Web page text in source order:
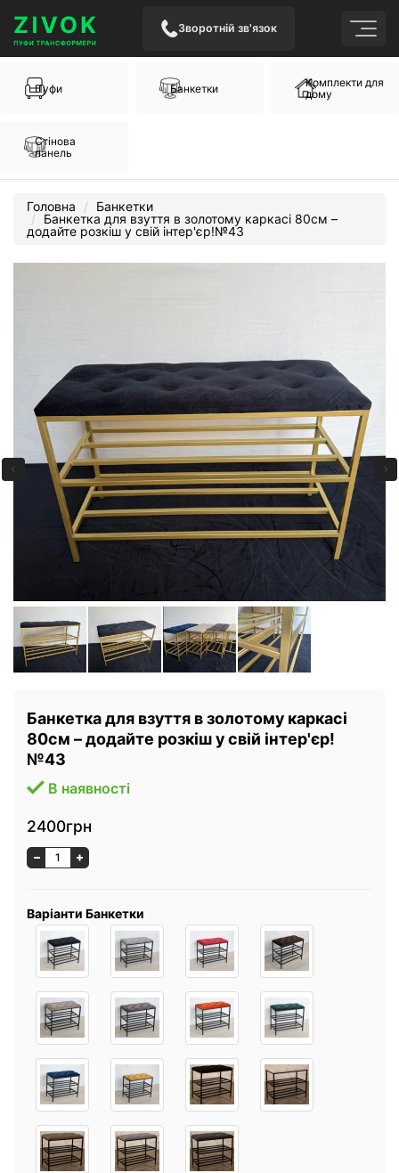
Зворотній зв'язок
Пуфи Банкетки
Комплекти для
дому
Стінова
панель
Головна
Банкетки
Банкетка для взуття в золотому каркасі 80см –
додайте розкіш у свій інтер'єр!№43
Банкетка для взуття в золотому каркасі
80см – додайте розкіш у свій інтер'єр!
№43
В наявності
2400грн
Варіанти Банкетки